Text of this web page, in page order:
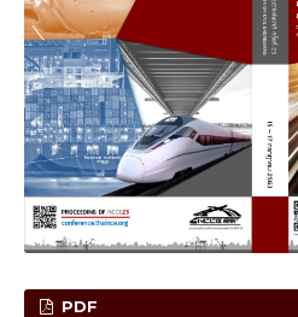
PDF